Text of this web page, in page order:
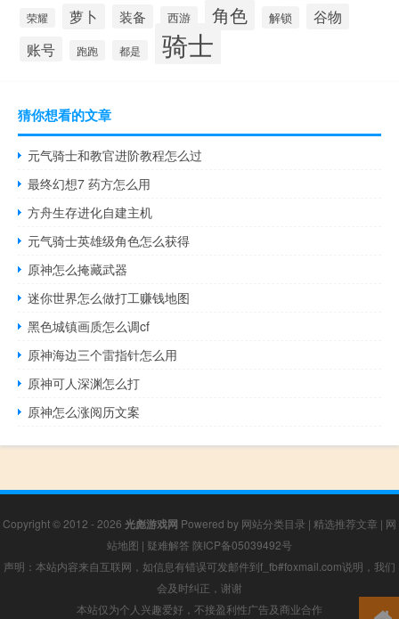
荣耀 萝卜 装备 西游 角色 解锁 谷物
账号 跑跑 都是 骑士
猜你想看的文章
元气骑士和教官进阶教程怎么过
最终幻想7 药方怎么用
方舟生存进化自建主机
元气骑士英雄级角色怎么获得
原神怎么掩藏武器
迷你世界怎么做打工赚钱地图
黑色城镇画质怎么调cf
原神海边三个雷指针怎么用
原神可人深渊怎么打
原神怎么涨阅历文案
Copyright © 2012 - 2026 光彪游戏网 Powered by 网站分类目录 | 精选推荐文章 | 网
站地图 | 疑难解答 陕ICP备05039492号
声明：本站内容来自互联网，如信息有错误可发邮件到f_fb#foxmail.com说明，我们
会及时纠正，谢谢
本站仅为个人兴趣爱好，不接盈利性广告及商业合作